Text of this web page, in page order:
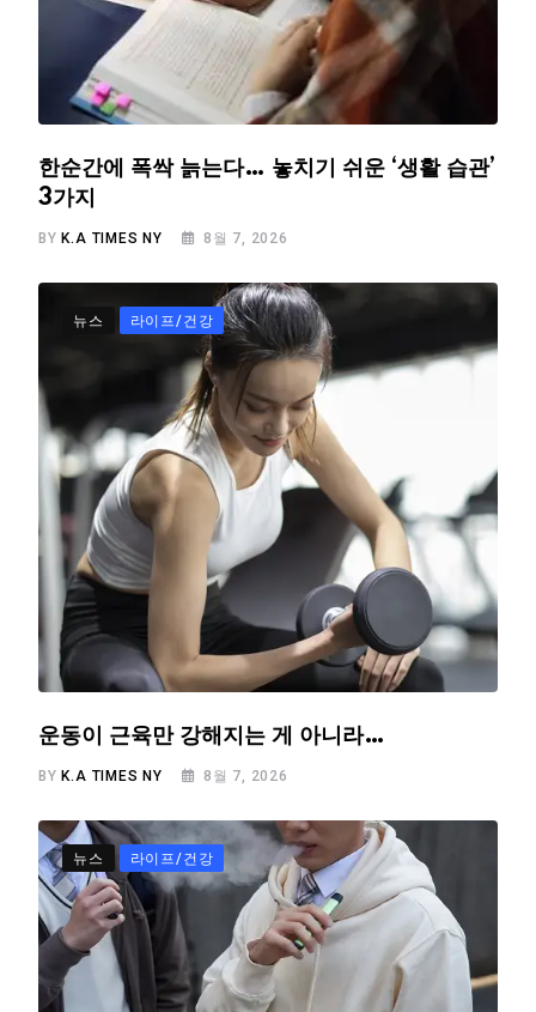
한순간에 폭싹 늙는다… 놓치기 쉬운 ‘생활 습관’
3가지
BY K.A TIMES NY 8월 7, 2026
뉴스 라이프/건강
운동이 근육만 강해지는 게 아니라…
BY K.A TIMES NY 8월 7, 2026
뉴스 라이프/건강